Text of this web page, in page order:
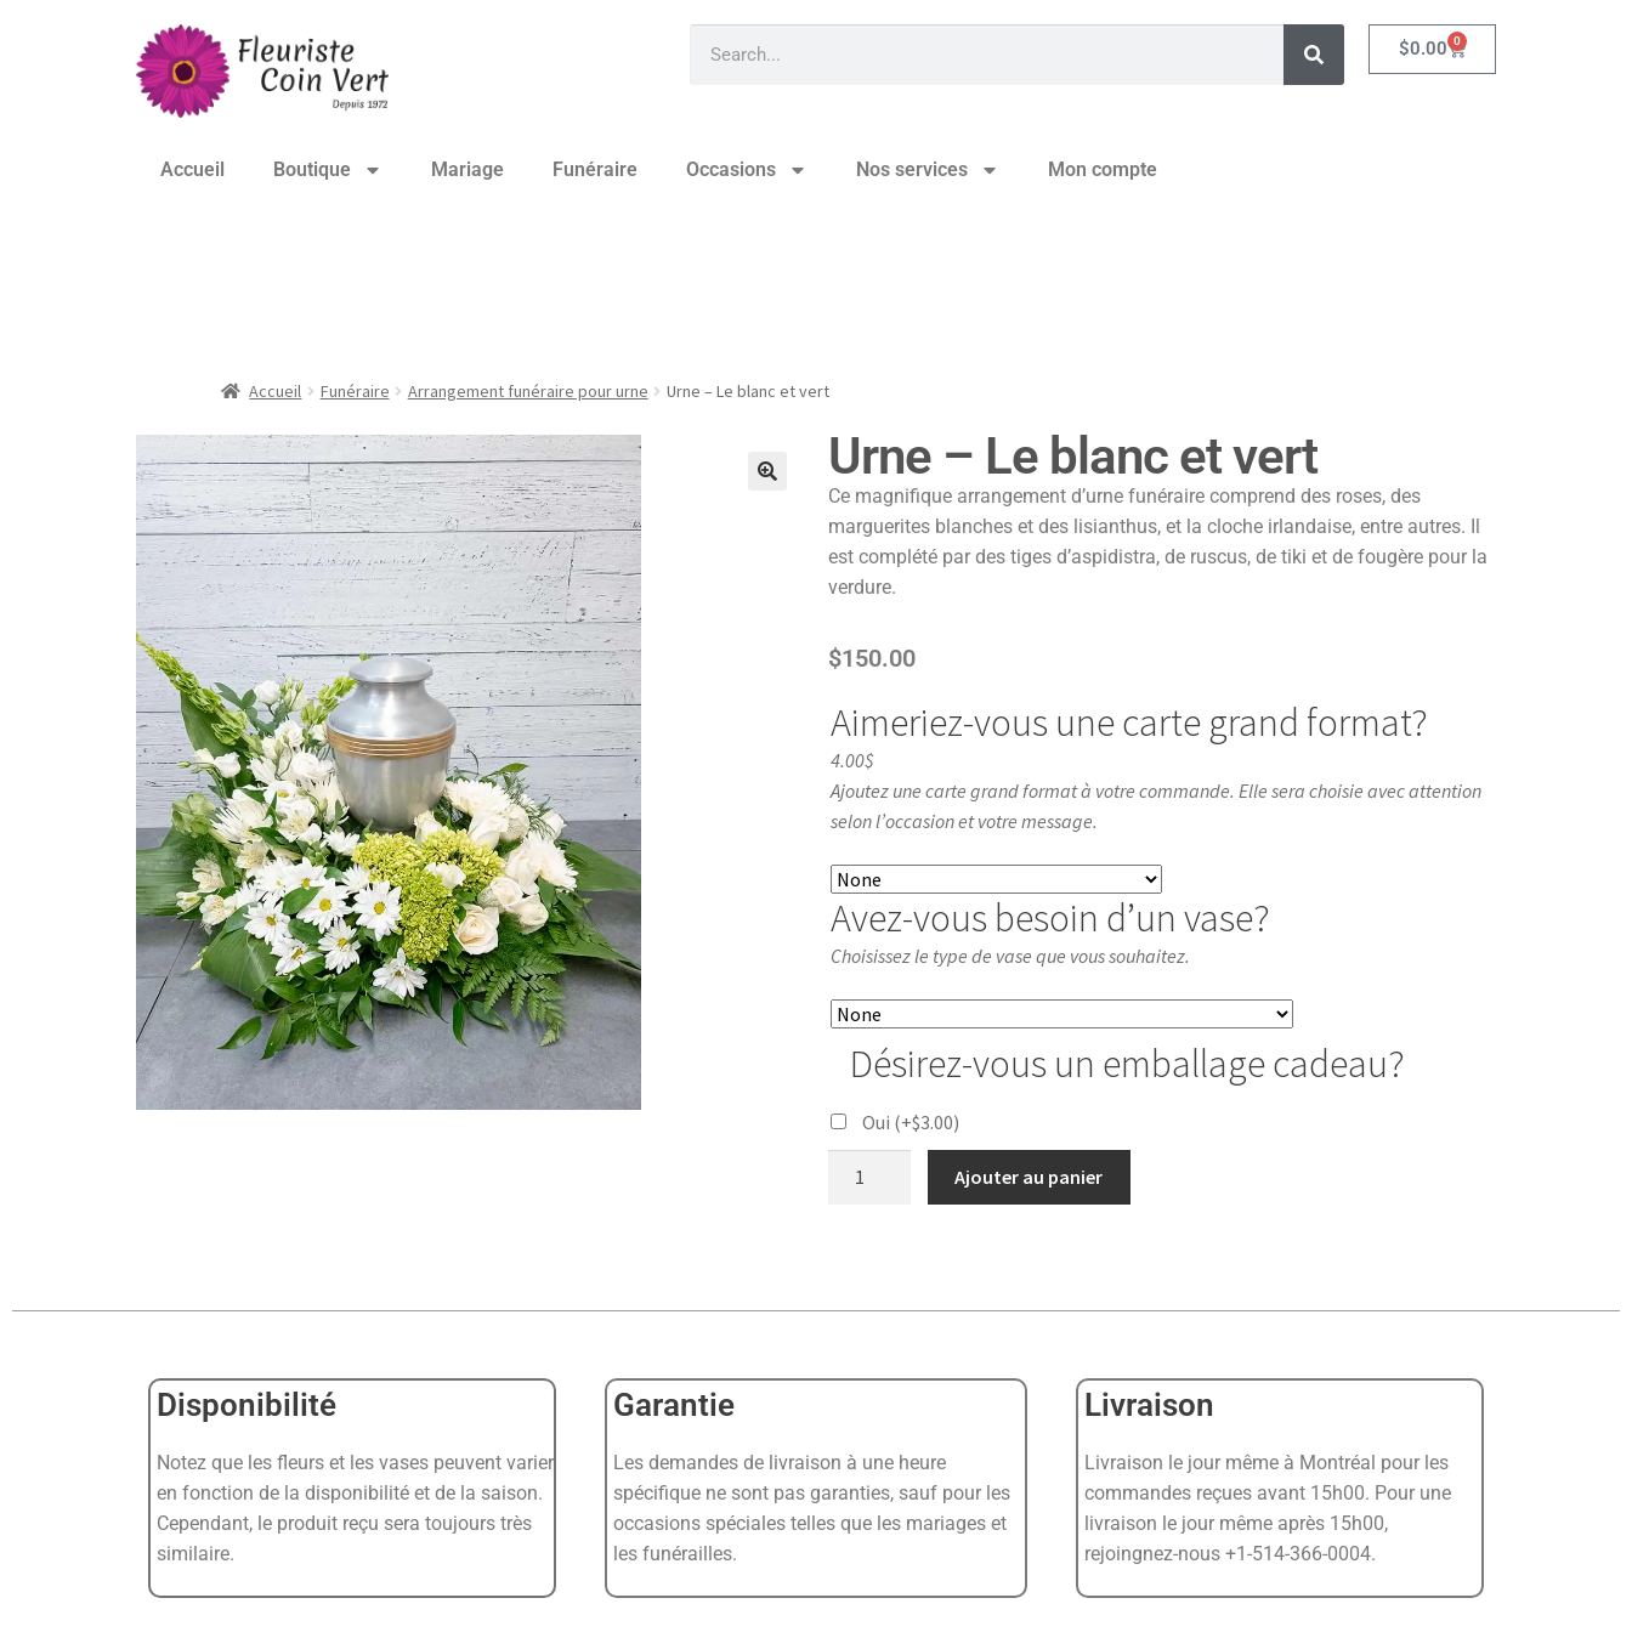
$0.00 0
Accueil Boutique Mariage Funéraire Occasions Nos services Mon compte
Accueil Funéraire Arrangement funéraire pour urne Urne – Le blanc et vert
Urne – Le blanc et vert
Ce magnifique arrangement d’urne funéraire comprend des roses, des
marguerites blanches et des lisianthus, et la cloche irlandaise, entre autres. Il
est complété par des tiges d’aspidistra, de ruscus, de tiki et de fougère pour la
verdure.
$150.00
Aimeriez-vous une carte grand format?
4.00$
Ajoutez une carte grand format à votre commande. Elle sera choisie avec attention
selon l’occasion et votre message.
Avez-vous besoin d’un vase?
Choisissez le type de vase que vous souhaitez.
Désirez-vous un emballage cadeau?
Oui (+$3.00)
Ajouter au panier
Disponibilité
Notez que les fleurs et les vases peuvent varier
en fonction de la disponibilité et de la saison.
Cependant, le produit reçu sera toujours très
similaire.
Garantie
Les demandes de livraison à une heure
spécifique ne sont pas garanties, sauf pour les
occasions spéciales telles que les mariages et
les funérailles.
Livraison
Livraison le jour même à Montréal pour les
commandes reçues avant 15h00. Pour une
livraison le jour même après 15h00,
rejoingnez-nous +1-514-366-0004.